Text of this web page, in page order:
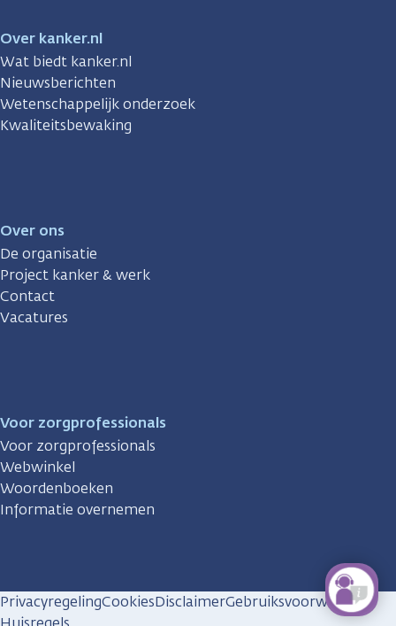
Over kanker.nl
Wat biedt kanker.nl
Nieuwsberichten
Wetenschappelijk onderzoek
Kwaliteitsbewaking
Over ons
De organisatie
Project kanker & werk
Contact
Vacatures
Voor zorgprofessionals
Voor zorgprofessionals
Webwinkel
Woordenboeken
Informatie overnemen
PrivacyregelingCookiesDisclaimerGebruiksvoorwaarden